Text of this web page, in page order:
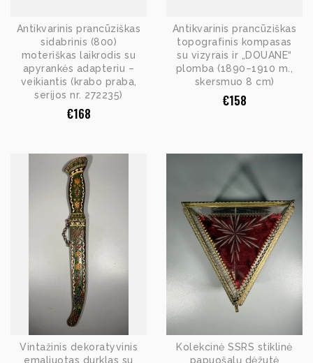
Antikvarinis prancūziškas
sidabrinis (800)
moteriškas laikrodis su
apyrankės adapteriu –
veikiantis (krabo praba,
serijos nr. 272235)
€168
Antikvarinis prancūziškas
topografinis kompasas
su vizyrais ir „DOUANE“
plomba (1890–1910 m.,
skersmuo 8 cm)
€158
Vintažinis dekoratyvinis
emaliuotas durklas su
Kolekcinė SSRS stiklinė
papuošalų dėžutė